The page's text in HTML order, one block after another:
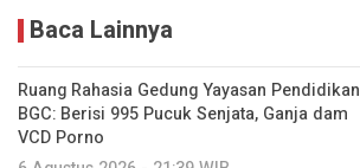
Baca Lainnya
Ruang Rahasia Gedung Yayasan Pendidikan
BGC: Berisi 995 Pucuk Senjata, Ganja dam
VCD Porno